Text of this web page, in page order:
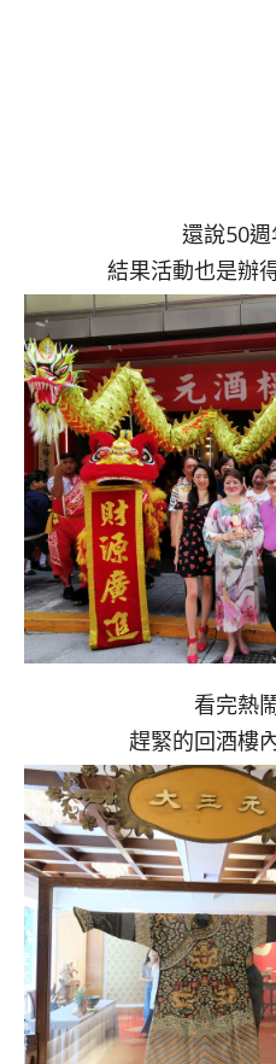
還說50
結果活動也是辦
看完熱
趕緊的回酒樓